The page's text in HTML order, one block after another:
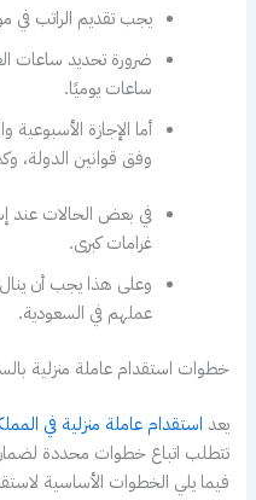
يجب تقديم الراتب في
ساعات يوميًا.
أما الإجازة
وفق قوانين الدولة،
في بعض الحالات عند
غرامات كبرى.
وعلى هذا يجب أن ينال
عملهم في السعودية.
خطوات استقدام عاملة منزلية
يعد استقدام عاملة منزلية في
تتطلب اتباع خطوات محددة لضمان
فيما يلي الخطوات الأساسية